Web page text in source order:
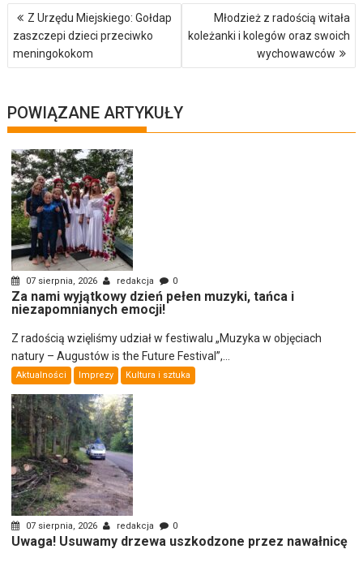
Nawigacja
wpisu
Z Urzędu Miejskiego: Gołdap
zaszczepi dzieci przeciwko
meningokokom
Młodzież z radością witała
koleżanki i kolegów oraz swoich
wychowawców
POWIĄZANE ARTYKUŁY
07 sierpnia, 2026 redakcja 0
Za nami wyjątkowy dzień pełen muzyki, tańca i
niezapomnianych emocji!
Z radością wzięliśmy udział w festiwalu „Muzyka w objęciach
natury – Augustów is the Future Festival”,...
Aktualności Imprezy Kultura i sztuka
07 sierpnia, 2026 redakcja 0
Uwaga! Usuwamy drzewa uszkodzone przez nawałnicę